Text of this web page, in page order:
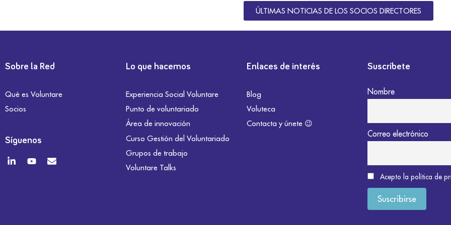
ÚLTIMAS NOTICIAS DE LOS SOCIOS DIRECTORES
Sobre la Red
Qué es Voluntare
Socios
Síguenos
Lo que hacemos
Experiencia Social Voluntare
Punto de voluntariado
Área de innovación
Curso Gestión del Voluntariado
Grupos de trabajo
Voluntare Talks
Enlaces de interés
Blog
Voluteca
Contacta y únete 😉
Suscríbete
Nombre
Correo electrónico
Acepto la política de